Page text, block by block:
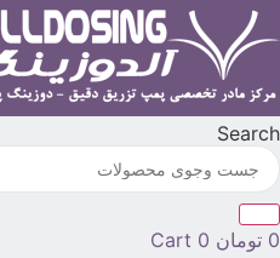
Search
0 تومان 0
Cart